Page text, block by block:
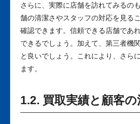
さらに、実際に店舗を訪れてみるの
舗の清潔さやスタッフの対応を見る
確認できます。信頼できる店舗であ
できるでしょう。加えて、第三者機
と良いでしょう。これにより、さら
ます。
1.2. 買取実績と顧客の